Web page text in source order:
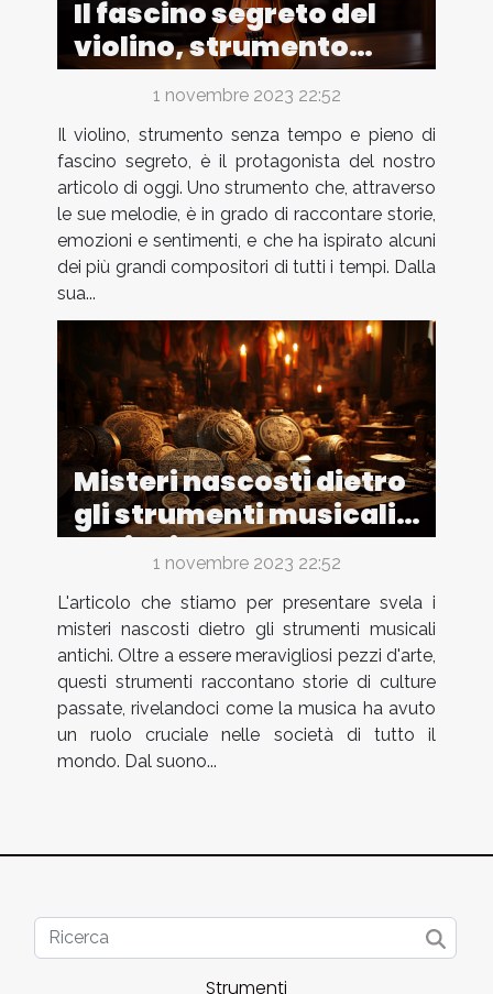
Il fascino segreto del
violino, strumento
senza tempo
1 novembre 2023 22:52
Il violino, strumento senza tempo e pieno di
fascino segreto, è il protagonista del nostro
articolo di oggi. Uno strumento che, attraverso
le sue melodie, è in grado di raccontare storie,
emozioni e sentimenti, e che ha ispirato alcuni
dei più grandi compositori di tutti i tempi. Dalla
sua...
Misteri nascosti dietro
gli strumenti musicali
antichi1 novembre 2023 22:52
L'articolo che stiamo per presentare svela i
misteri nascosti dietro gli strumenti musicali
antichi. Oltre a essere meravigliosi pezzi d'arte,
questi strumenti raccontano storie di culture
passate, rivelandoci come la musica ha avuto
un ruolo cruciale nelle società di tutto il
mondo. Dal suono...
Strumenti